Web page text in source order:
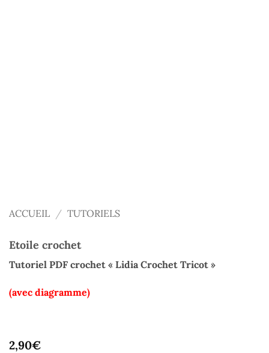
ACCUEIL / TUTORIELS
Etoile crochet
Tutoriel PDF crochet « Lidia Crochet Tricot »
(avec diagramme)
2,90€